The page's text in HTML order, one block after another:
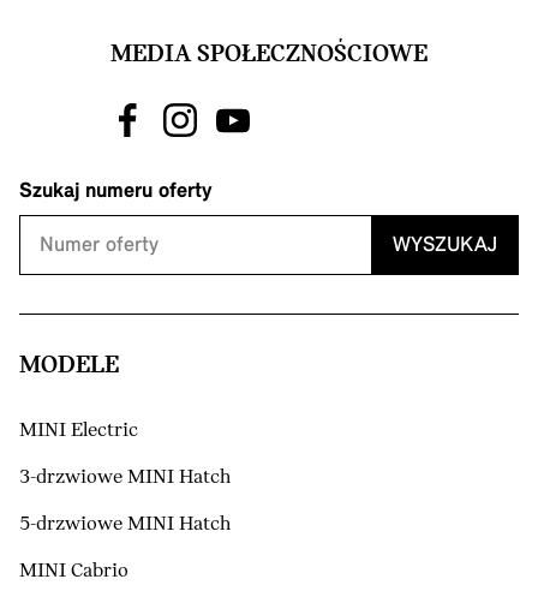
MEDIA SPOŁECZNOŚCIOWE
Szukaj numeru oferty
WYSZUKAJ
MODELE
MINI Electric
3-drzwiowe MINI Hatch
5-drzwiowe MINI Hatch
MINI Cabrio